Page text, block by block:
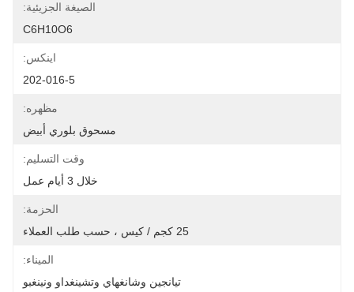
الصيغة الجزيئية:
C6H10O6
اينكس:
202-016-5
مظهره:
مسحوق بلوري أبيض
وقت التسليم:
خلال 3 أيام عمل
الحزمة:
25 كجم / كيس ، حسب طلب العملاء
الميناء:
تيانجين وشانغهاي وتشينغداو ونينغبو